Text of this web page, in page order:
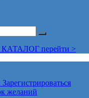
перейти >
желаний